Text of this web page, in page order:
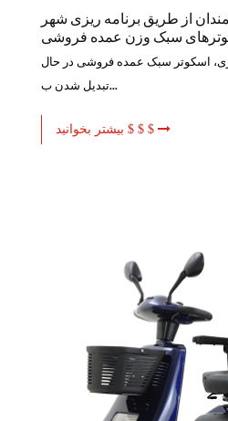
از طریق برنامه ریزی شهر
سبک وزن عمده فروشی
اسکوتر سبک عمده فروشی در حال
تبدیل شدن ب...
بیشتر بخوانید $ $ $